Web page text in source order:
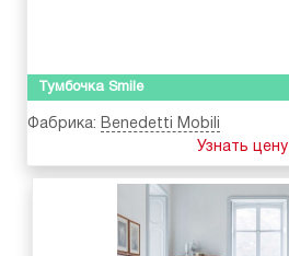
Тумбочка Smile
Фабрика: Benedetti Mobili
Узнать цену